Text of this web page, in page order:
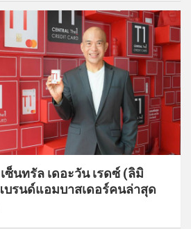
ซ็นทรัล เดอะวัน เรดซ์ (ลิมิ
บรนด์แอมบาสเดอร์คนล่าสุด